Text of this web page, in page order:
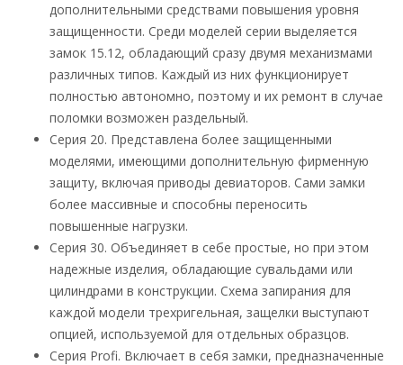
дополнительными средствами повышения уровня
защищенности. Среди моделей серии выделяется
замок 15.12, обладающий сразу двумя механизмами
различных типов. Каждый из них функционирует
полностью автономно, поэтому и их ремонт в случае
поломки возможен раздельный.
Серия 20. Представлена более защищенными
моделями, имеющими дополнительную фирменную
защиту, включая приводы девиаторов. Сами замки
более массивные и способны переносить
повышенные нагрузки.
Серия 30. Объединяет в себе простые, но при этом
надежные изделия, обладающие сувальдами или
цилиндрами в конструкции. Схема запирания для
каждой модели трехригельная, защелки выступают
опцией, используемой для отдельных образцов.
Серия Profi. Включает в себя замки, предназначенные